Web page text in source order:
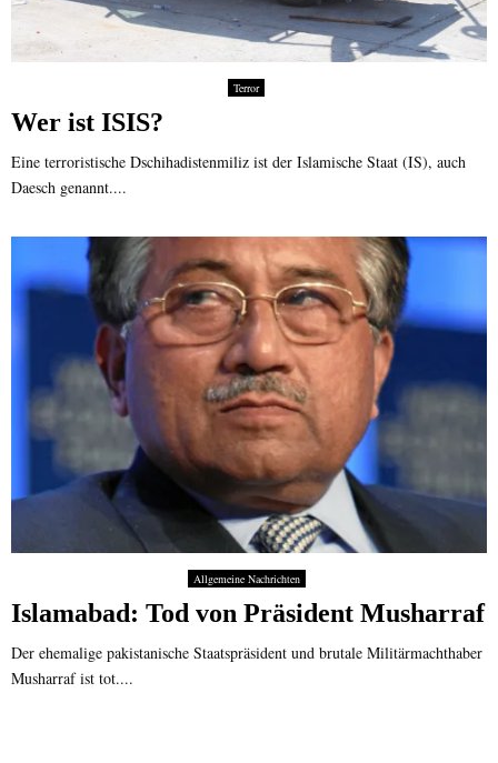
Terror
Wer ist ISIS?
Eine terroristische Dschihadistenmiliz ist der Islamische Staat (IS), auch
Daesch genannt....
Allgemeine Nachrichten
Islamabad: Tod von Präsident Musharraf
Der ehemalige pakistanische Staatspräsident und brutale Militärmachthaber
Musharraf ist tot....